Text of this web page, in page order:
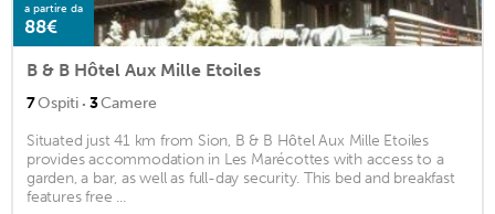
a partire da
88€
B & B Hôtel Aux Mille Etoiles
7Ospiti · 3Camere
Situated just 41 km from Sion, B & B Hôtel Aux Mille Etoiles
provides accommodation in Les Marécottes with access to a
garden, a bar, as well as full-day security. This bed and breakfast
features free ...